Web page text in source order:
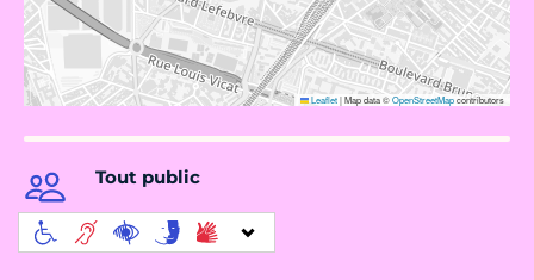
Leaflet|Map data ©OpenStreetMapcontributors
Tout public